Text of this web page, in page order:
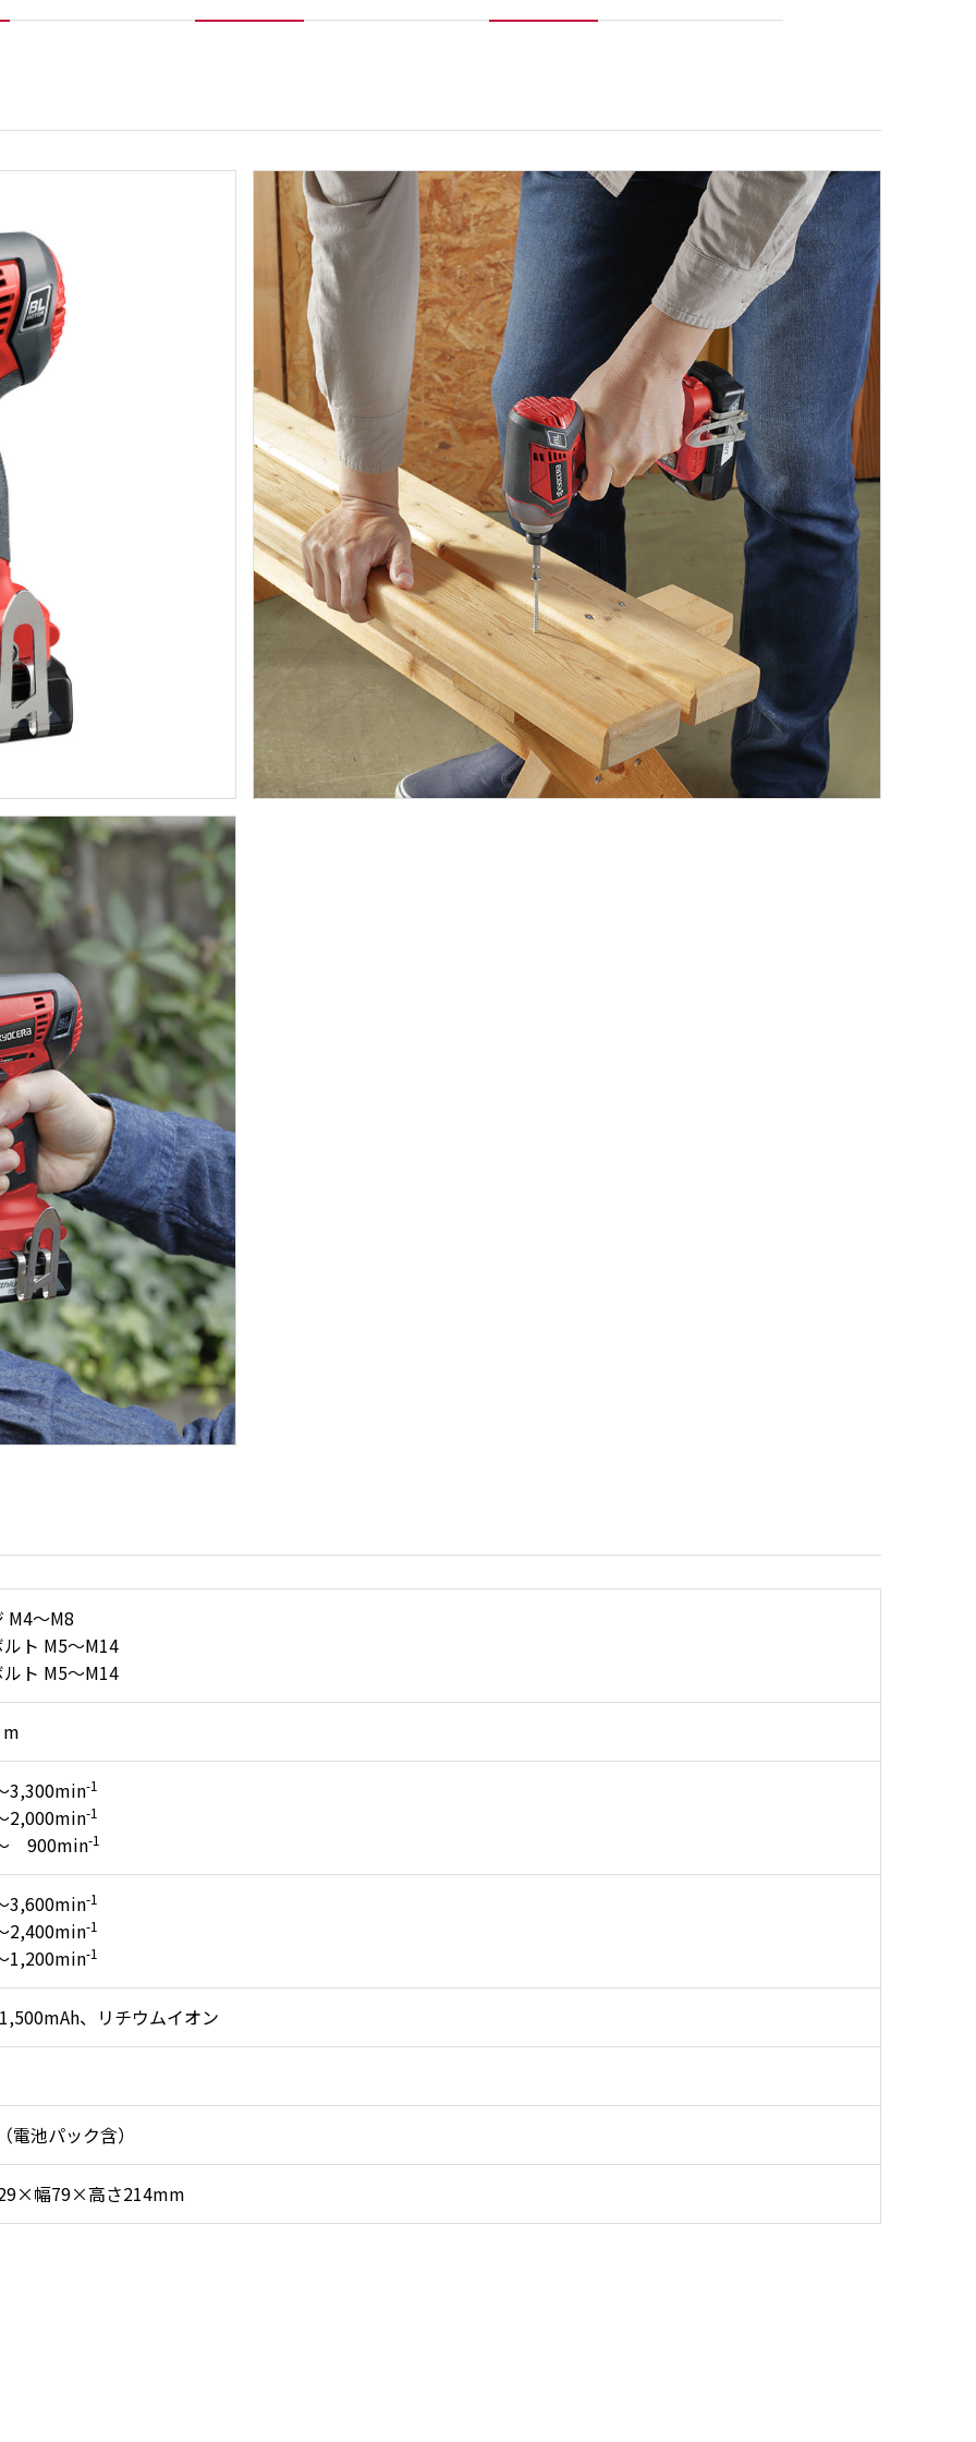
M4～M8
ト M5～M14
ト M5～M14
3,300min-1
2,000min-1
900min-1
3,600min-1
2,400min-1
1,200min-1
、リチウムイオン
電池パック含）
幅79×高さ214mm